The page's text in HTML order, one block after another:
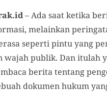
– Ada saat ketika
melainkan
seperti pintu yang
wajah publik. Dan itulah
berita tentang
dokumen hukum